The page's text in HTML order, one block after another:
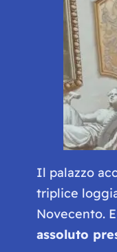
Il palazzo
triplice
Novecento.
assoluto